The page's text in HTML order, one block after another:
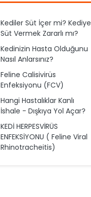
Kediler Süt İçer mi? Kediye
Süt Vermek Zararlı mı?
Kedinizin Hasta Olduğunu
Nasıl Anlarsınız?
Feline Calisivirüs
Enfeksiyonu (FCV)
Hangi Hastalıklar Kanlı
İshale - Dışkıya Yol Açar?
KEDİ HERPESVİRÜS
ENFEKSİYONU ( Feline Viral
Rhinotracheitis)